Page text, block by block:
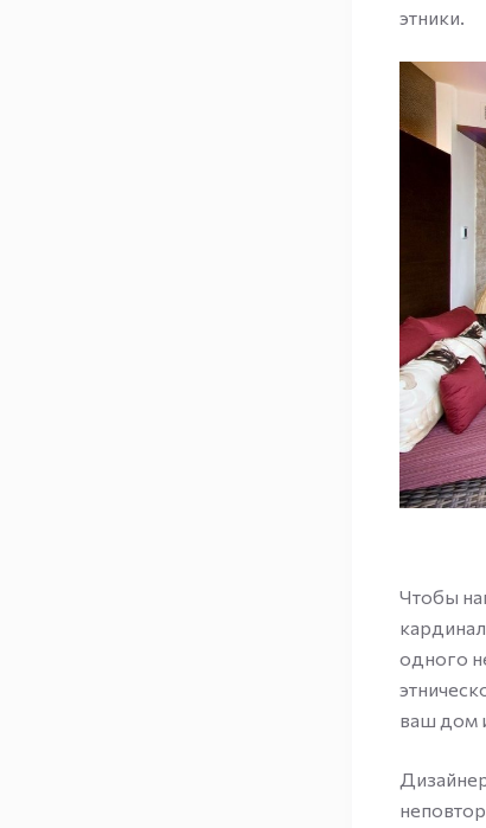
этники.
Чтобы
одного
ваш дом